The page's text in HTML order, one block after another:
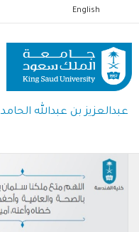
إلى
المحتوى
الرئيسي
English
عبدالعزيز بن عبدالله الحامد